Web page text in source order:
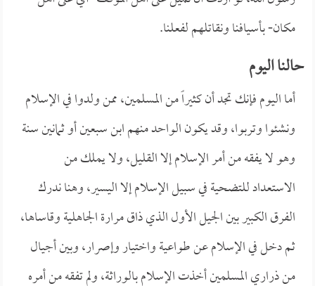
مكان- بأسيافنا ونقاتلهم لفعلنا.
حالنا اليوم
أما اليوم فإنك تجد أن كثيراً من المسلمين، ممن ولدوا في الإسلام
ونشئوا وتربوا، وقد يكون الواحد منهم ابن سبعين أو ثمانين سنة
وهو لا يفقه من أمر الإسلام إلا القليل، ولا يملك من
الاستعداد للتضحية في سبيل الإسلام إلا اليسير، وهنا ندرك
الفرق الكبير بين الجيل الأول الذي ذاق مرارة الجاهلية وقاساها،
ثم دخل في الإسلام عن طواعية واختيار وإصرار، وبين أجيال
من ذراري المسلمين أخذت الإسلام بالوراثة، ولم تفقه من أمره